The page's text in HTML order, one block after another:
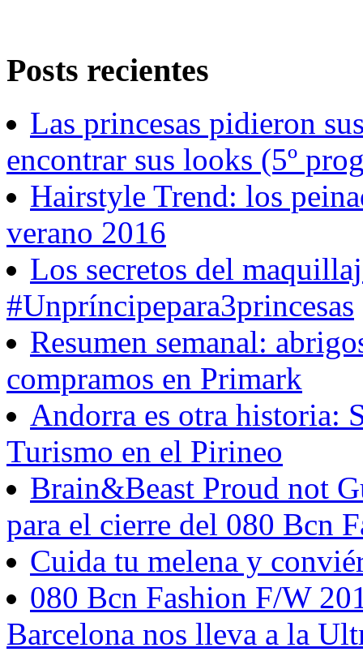
Posts recientes
Las princesas pidieron
encontrar sus looks (5º
Hairstyle Trend: los
verano 2016
Los secretos del
#Unpríncipepara3princesas
Resumen semanal:
compramos en Primark
Andorra es otra historia:
Turismo en el Pirineo
Brain&Beast Proud not
para el cierre del 080 Bcn
Cuida tu melena y
080 Bcn Fashion F/W
Barcelona nos lleva a la